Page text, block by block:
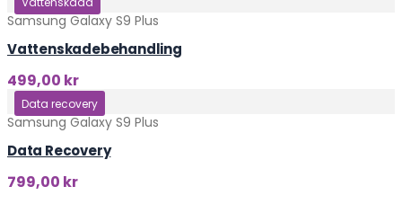
Samsung Galaxy S9 Plus
Vattenskadebehandling
499,00 kr
Klicka här
Data recovery
Samsung Galaxy S9 Plus
Data Recovery
799,00 kr